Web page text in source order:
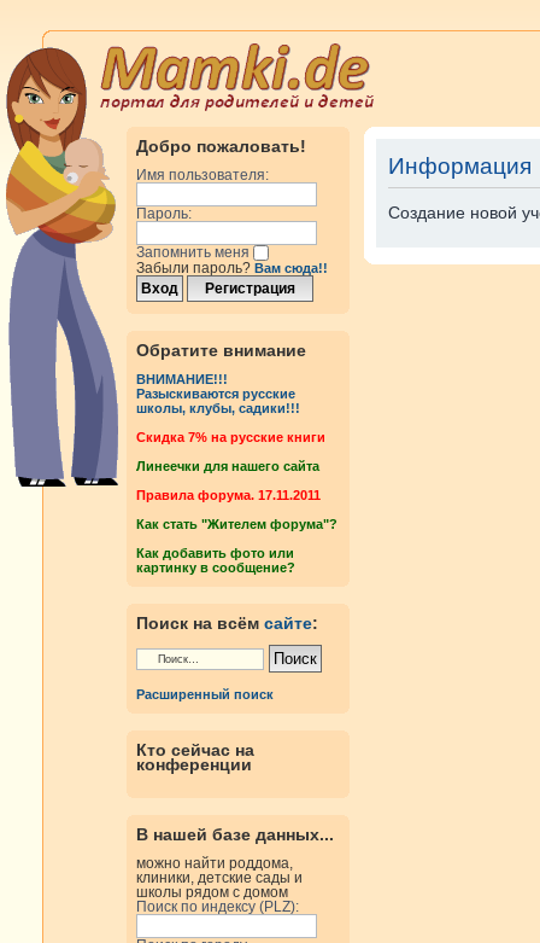
Добро пожаловать!
Имя пользователя:
Пароль:
Запомнить меня
Забыли пароль? Вам сюда!!
Обратите внимание
ВНИМАНИЕ!!!
Разыскиваются русские
школы, клубы, садики!!!
Cкидка 7% на русские книги
Линеечки для нашего сайта
Правила форума. 17.11.2011
Как стать "Жителем форума"?
Как добавить фото или
картинку в сообщение?
Поиск на всём сайте:
Расширенный поиск
Кто сейчас на
конференции
В нашей базе данных...
можно найти роддома,
клиники, детские сады и
школы рядом с домом
Поиск по индексу (PLZ):
Информация
Создание новой